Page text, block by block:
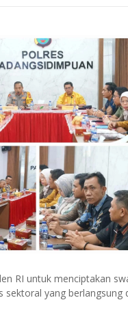
RI untuk menciptakan
yang berlangsung